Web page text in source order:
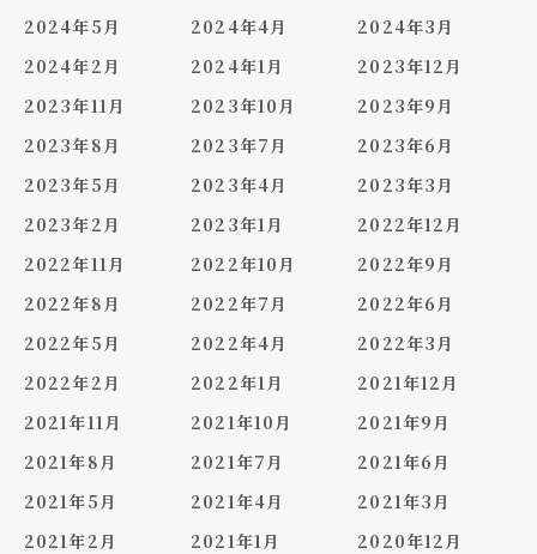
2024年5月
2024年4月
2024年3月
2024年2月
2024年1月
2023年12月
2023年11月
2023年10月
2023年9月
2023年8月
2023年7月
2023年6月
2023年5月
2023年4月
2023年3月
2023年2月
2023年1月
2022年12月
2022年11月
2022年10月
2022年9月
2022年8月
2022年7月
2022年6月
2022年5月
2022年4月
2022年3月
2022年2月
2022年1月
2021年12月
2021年11月
2021年10月
2021年9月
2021年8月
2021年7月
2021年6月
2021年5月
2021年4月
2021年3月
2021年2月
2021年1月
2020年12月